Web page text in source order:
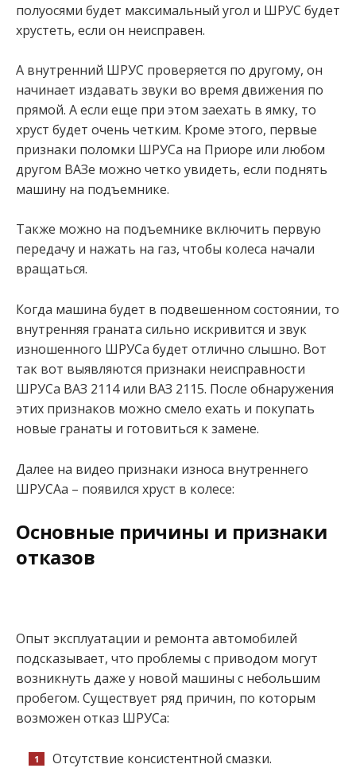
полуосями будет максимальный угол и ШРУС будет
хрустеть, если он неисправен.
А внутренний ШРУС проверяется по другому, он
начинает издавать звуки во время движения по
прямой. А если еще при этом заехать в ямку, то
хруст будет очень четким. Кроме этого, первые
признаки поломки ШРУСа на Приоре или любом
другом ВАЗе можно четко увидеть, если поднять
машину на подъемнике.
Также можно на подъемнике включить первую
передачу и нажать на газ, чтобы колеса начали
вращаться.
Когда машина будет в подвешенном состоянии, то
внутренняя граната сильно искривится и звук
изношенного ШРУСа будет отлично слышно. Вот
так вот выявляются признаки неисправности
ШРУСа ВАЗ 2114 или ВАЗ 2115. После обнаружения
этих признаков можно смело ехать и покупать
новые гранаты и готовиться к замене.
Далее на видео признаки износа внутреннего
ШРУСАа – появился хруст в колесе:
Основные причины и признаки
отказов
Опыт эксплуатации и ремонта автомобилей
подсказывает, что проблемы с приводом могут
возникнуть даже у новой машины с небольшим
пробегом. Существует ряд причин, по которым
возможен отказ ШРУСа:
Отсутствие консистентной смазки.